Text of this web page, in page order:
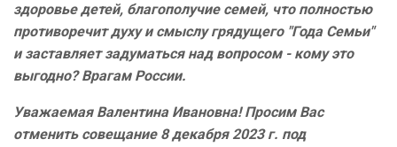
здоровье детей, благополучие семей, что полностью
противоречит духу и смыслу грядущего "Года Семьи"
и заставляет задуматься над вопросом - кому это
выгодно? Врагам России.
Уважаемая Валентина Ивановна! Просим Вас
отменить совещание 8 декабря 2023 г. под